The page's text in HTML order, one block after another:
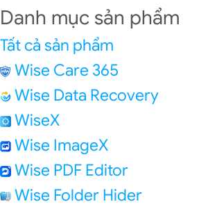
Danh mục sản phẩm
Tất cả sản phẩm
Wise Care 365
Wise Data Recovery
WiseX
Wise ImageX
Wise PDF Editor
Wise Folder Hider